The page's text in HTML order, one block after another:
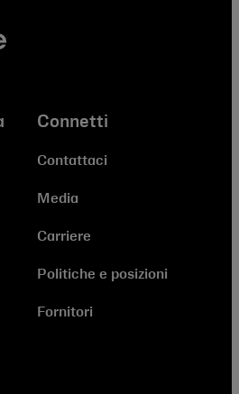
Connetti
Contattaci
Media
Carriere
Politiche e posizioni
Fornitori